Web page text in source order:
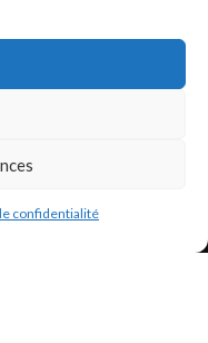
confidentialité